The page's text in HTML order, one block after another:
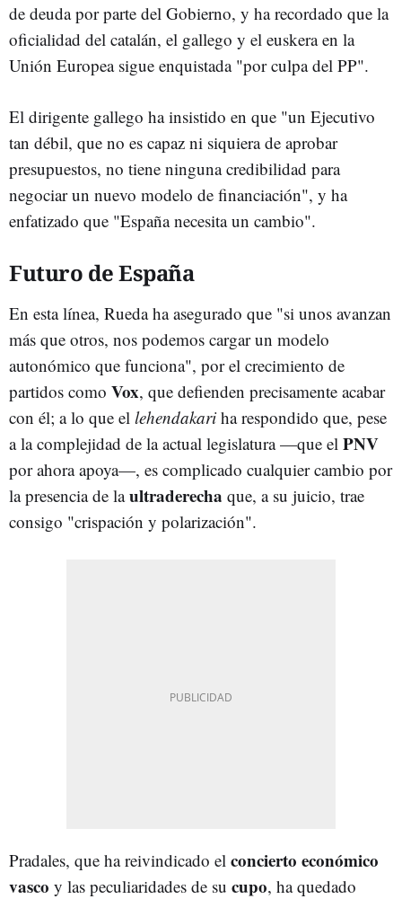
de deuda por parte del Gobierno, y ha recordado que la
oficialidad del catalán, el gallego y el euskera en la
Unión Europea sigue enquistada "por culpa del PP".
El dirigente gallego ha insistido en que "un Ejecutivo
tan débil, que no es capaz ni siquiera de aprobar
presupuestos, no tiene ninguna credibilidad para
negociar un nuevo modelo de financiación", y ha
enfatizado que "España necesita un cambio".
Futuro de España
En esta línea, Rueda ha asegurado que "si unos avanzan
más que otros, nos podemos cargar un modelo
autonómico que funciona", por el crecimiento de
partidos como Vox, que defienden precisamente acabar
con él; a lo que el lehendakari ha respondido que, pese
a la complejidad de la actual legislatura —que el PNV
por ahora apoya—, es complicado cualquier cambio por
la presencia de laultraderecha que, a su juicio, trae
consigo "crispación y polarización".
Pradales, que ha reivindicado el concierto económico
vasco y las peculiaridades de su cupo, ha quedado